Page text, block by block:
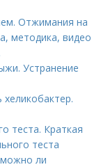
Отжимания на
методика, видео
Устранение
хеликобактер.
теста. Краткая
теста
ли